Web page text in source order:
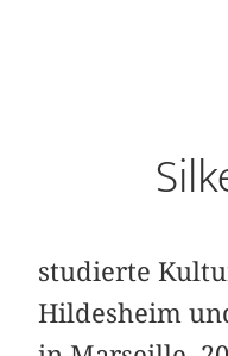
studierte
Hildesheim